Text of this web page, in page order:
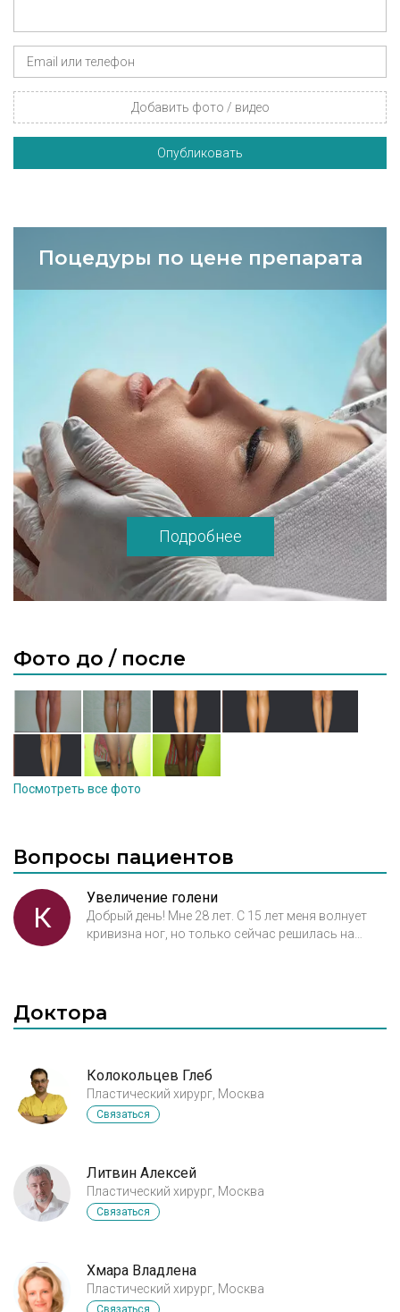
Добавить фото / видео
Опубликовать
Поцедуры по цене препарата
Подробнее
Фото до / после
Посмотреть все фото
Вопросы пациентов
Увеличение голени
К
Добрый день! Мне 28 лет. С 15 лет меня волнует
кривизна ног, но только сейчас решилась на
на реабилитацию? Сколько по времени идет сама
Доктора
Колокольцев Глеб
Пластический хирург, Москва
Связаться
Литвин Алексей
Пластический хирург, Москва
Связаться
Хмара Владлена
Пластический хирург, Москва
Связаться